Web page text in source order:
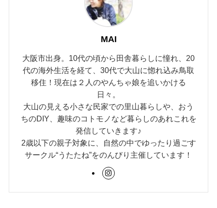
MAI
大阪市出身。10代の頃から田舎暮らしに憧れ、20
代の海外生活を経て、30代で大山に惚れ込み鳥取
移住！現在は２人のやんちゃ娘を追いかける
日々。
大山の見える小さな民家での里山暮らしや、おう
ちのDIY、趣味のコトモノなど暮らしのあれこれを
発信していきます♪
2歳以下の親子対象に、自然の中でゆったり過ごす
サークル“うたたね”をのんびり主催しています！